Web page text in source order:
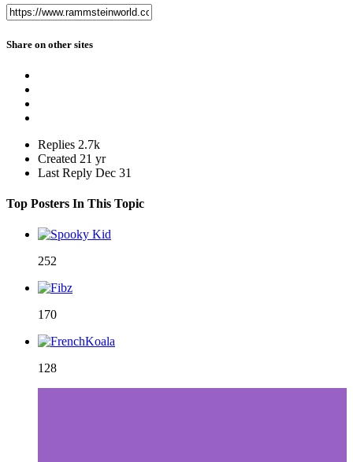
Share on other sites
Replies 2.7k
Created 21 yr
Last Reply Dec 31
Top Posters In This Topic
252
170
128